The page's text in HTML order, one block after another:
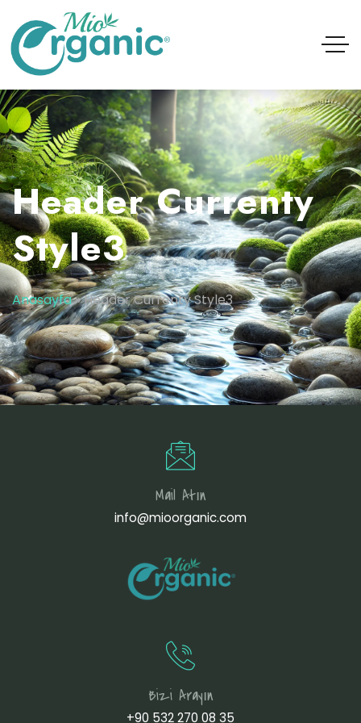
Header Currenty
Style3
Anasayfa»Header Currenty Style3
Mail Atın
info@mioorganic.com
Bizi Arayın
+90 532 270 08 35